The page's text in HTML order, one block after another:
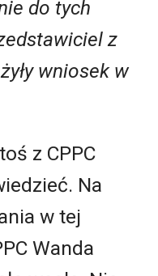
do tych
z
wniosek w
z CPPC
Na
w tej
Wanda